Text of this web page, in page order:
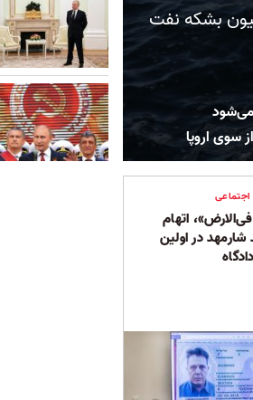
ساخت تاسیسات ذخیره‌سازی برای ٧٠٠ میلیون بشکه نفت
می‌شود
سوی اروپا
اتهام
در اولین